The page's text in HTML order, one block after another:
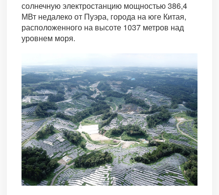
солнечную электростанцию мощностью 386,4
МВт недалеко от Пуэра, города на юге Китая,
расположенного на высоте 1037 метров над
уровнем моря.